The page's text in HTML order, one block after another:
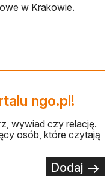
w Krakowie.
ngo.pl!
wywiad czy relację.
osób, które czytają
Dodaj